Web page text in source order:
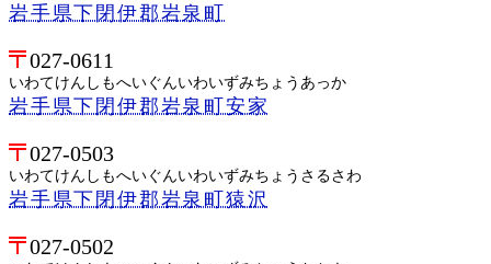
岩手県下閉伊郡岩泉町
027-0611
いわてけんしもへいぐんいわいずみちょうあっか
岩手県下閉伊郡岩泉町安家
027-0503
いわてけんしもへいぐんいわいずみちょうさるさわ
岩手県下閉伊郡岩泉町猿沢
027-0502